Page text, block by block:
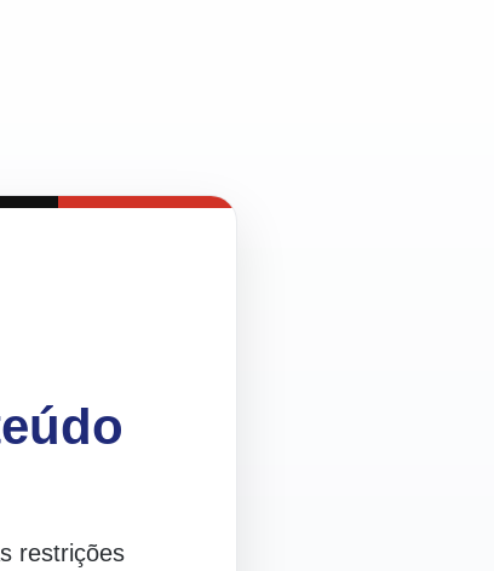
restrições